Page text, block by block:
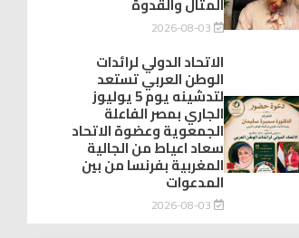
اخبار العرب
فرح المكناسي الرئيسة المؤسسة لجمعية
2026-08-03
2026-08-03
الاتحاد الدولي لرائدات
الوطن العربي تستعد
لتدشينه يوم 5 يوليوز
الجاري بمصر الفاعلة
الجمعوية وعضوة الاتحاد
سعاد اعياط من الجالية
المغربية بفرنسا من بين
المدعوات
2026-08-03